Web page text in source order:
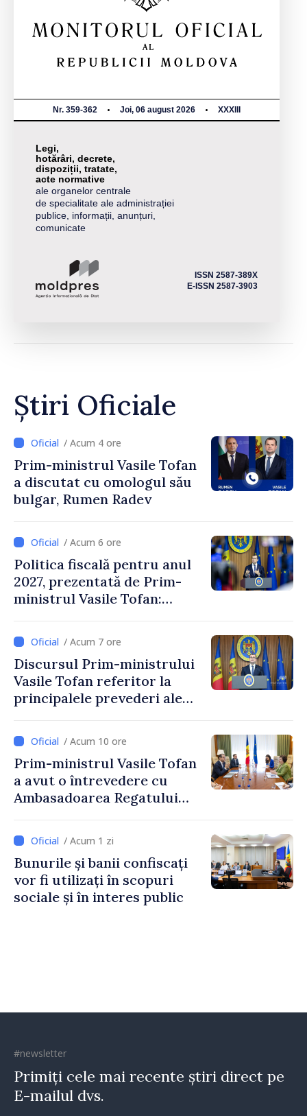
Nr. 359-362 Joi, 06 august 2026 XXXIII
Legi,
hotărâri, decrete,
dispoziții, tratate,
acte normative
ale organelor centrale
de specialitate ale administrației
publice, informații, anunțuri,
comunicate
ISSN 2587-389X
E-ISSN 2587-3903
Știri Oficiale
/ Acum 4 ore
Prim-ministrul Vasile Tofan
a discutat cu omologul său
bulgar, Rumen Radev
/ Acum 6 ore
Politica fiscală pentru anul
2027, prezentată de Prim-
ministrul Vasile Tofan:
stimularea investițiilor și o
taxare mai echitabilă
/ Acum 7 ore
Discursul Prim-ministrului
Vasile Tofan referitor la
principalele prevederi ale
2027
/ Acum 10 ore
Prim-ministrul Vasile Tofan
a avut o întrevedere cu
Ambasadoarea Regatului
Irlandei de Nord, Fern
Horine / Acum 1 zi
Bunurile și banii confiscați
vor fi utilizați în scopuri
sociale și în interes public
#newsletter
Primiți cele mai recente știri direct pe
E-mailul dvs.